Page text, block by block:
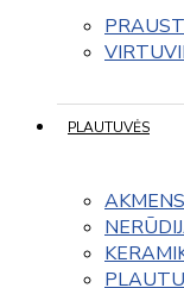
PLAUTUVĖS